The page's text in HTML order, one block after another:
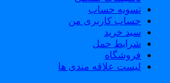
تسویه حساب
حساب کاربری من
سبد خرید
شرایط حمل
فروشگاه
لیست علاقه مندی ها